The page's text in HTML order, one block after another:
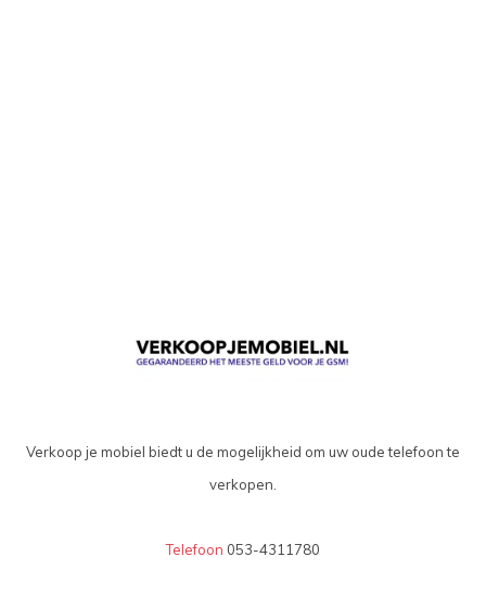
Verkoop je mobiel biedt u de mogelijkheid om uw oude telefoon te
verkopen.
Telefoon 053-4311780